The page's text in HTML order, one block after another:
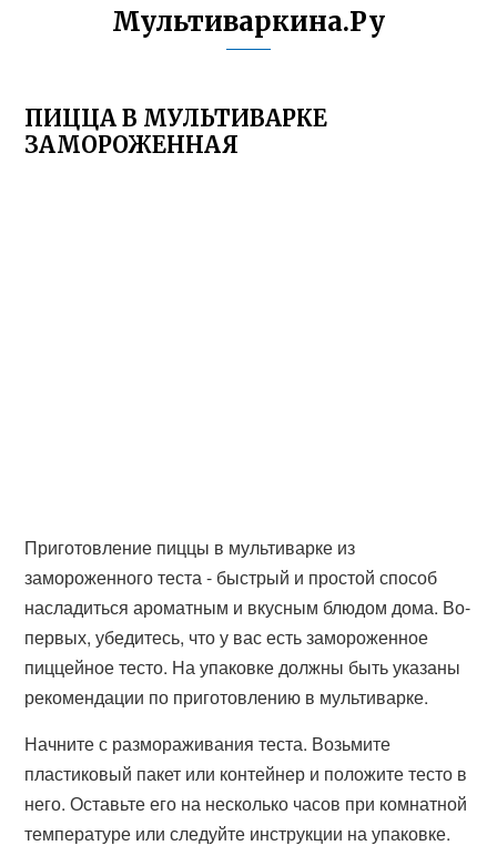
Мультиваркина.Ру
ПИЦЦА В МУЛЬТИВАРКЕ
ЗАМОРОЖЕННАЯ
Приготовление пиццы в мультиварке из
замороженного теста - быстрый и простой способ
насладиться ароматным и вкусным блюдом дома. Во-
первых, убедитесь, что у вас есть замороженное
пиццейное тесто. На упаковке должны быть указаны
рекомендации по приготовлению в мультиварке.
Начните с размораживания теста. Возьмите
пластиковый пакет или контейнер и положите тесто в
него. Оставьте его на несколько часов при комнатной
температуре или следуйте инструкции на упаковке.